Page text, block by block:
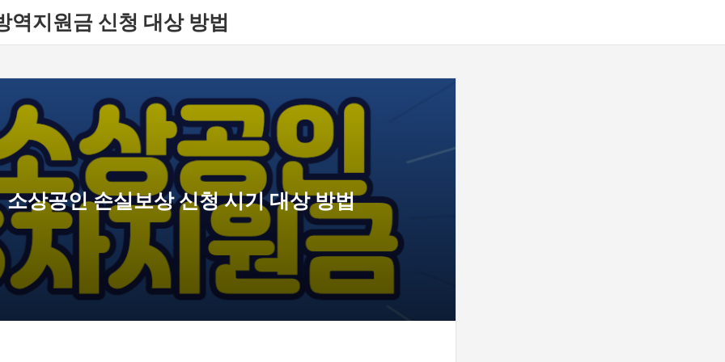
역지원금 신청 대상 방법
소상공인 손실보상 신청 시기 대상 방법